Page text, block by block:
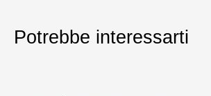
Potrebbe interessarti